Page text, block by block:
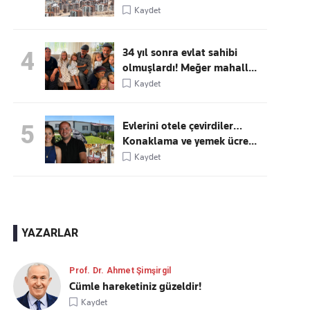
Kaydet
4
34 yıl sonra evlat sahibi
olmuşlardı! Meğer mahall...
Kaydet
5
Evlerini otele çevirdiler…
Konaklama ve yemek ücre...
Kaydet
YAZARLAR
Prof. Dr. Ahmet Şimşirgil
Cümle hareketiniz güzeldir!
Kaydet